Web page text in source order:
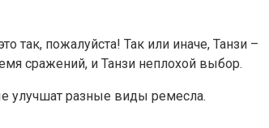
так, пожалуйста! Так или иначе, Танзи –
сражений, и Танзи неплохой выбор.
улучшат разные виды ремесла.